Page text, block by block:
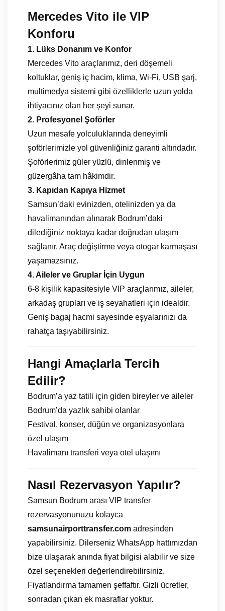
Mercedes Vito ile VIP
Konforu
1. Lüks Donanım ve Konfor
Mercedes Vito araçlarımız, deri döşemeli
koltuklar, geniş iç hacim, klima, Wi-Fi, USB şarj,
multimedya sistemi gibi özelliklerle uzun yolda
ihtiyacınız olan her şeyi sunar.
2. Profesyonel Şoförler
Uzun mesafe yolculuklarında deneyimli
şoförlerimizle yol güvenliğiniz garanti altındadır.
Şoförlerimiz güler yüzlü, dinlenmiş ve
güzergâha tam hâkimdir.
3. Kapıdan Kapıya Hizmet
Samsun’daki evinizden, otelinizden ya da
havalimanından alınarak Bodrum’daki
dilediğiniz noktaya kadar doğrudan ulaşım
sağlanır. Araç değiştirme veya otogar karmaşası
yaşamazsınız.
4. Aileler ve Gruplar İçin Uygun
6-8 kişilik kapasitesiyle VIP araçlarımız, aileler,
arkadaş grupları ve iş seyahatleri için idealdir.
Geniş bagaj hacmi sayesinde eşyalarınızı da
rahatça taşıyabilirsiniz.
Hangi Amaçlarla Tercih
Edilir?
Bodrum’a yaz tatili için giden bireyler ve aileler
Bodrum’da yazlık sahibi olanlar
Festival, konser, düğün ve organizasyonlara
özel ulaşım
Havalimanı transferi veya otel ulaşımı
Nasıl Rezervasyon Yapılır?
Samsun Bodrum arası VIP transfer
rezervasyonunuzu kolayca
samsunairporttransfer.com adresinden
yapabilirsiniz. Dilerseniz WhatsApp hattımızdan
bize ulaşarak anında fiyat bilgisi alabilir ve size
özel seçenekleri değerlendirebilirsiniz.
Fiyatlandırma tamamen şeffaftır. Gizli ücretler,
sonradan çıkan ek masraflar yoktur.